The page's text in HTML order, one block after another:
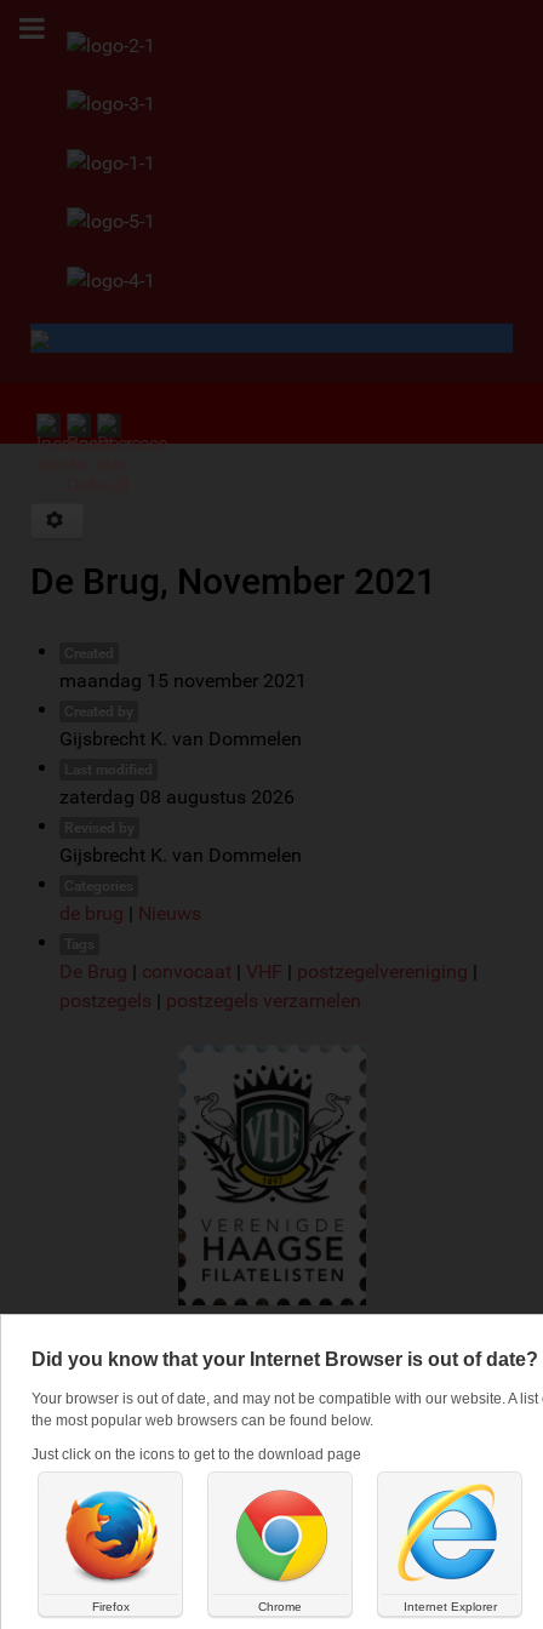
De Brug, November 2021
Created
maandag 15 november 2021
Created by
Gijsbrecht K. van Dommelen
Last modified
zaterdag 08 augustus 2026
Revised by
Gijsbrecht K. van Dommelen
Categories
de brug | Nieuws
Tags
De Brug | convocaat | VHF | postzegelvereniging |
postzegels | postzegels verzamelen
1897
Periodiek orgaan van de
VERENIGDE HAAGSE FILATELISTEN (VHF)
CONVOCATIE Jaargang
41, Nr 304
Did you know that your Internet Browser is out of date?
Your browser is out of date, and may not be compatible with our website. A list
the most popular web browsers can be found below.
Just click on the icons to get to the download page
Firefox Chrome Internet Explorer